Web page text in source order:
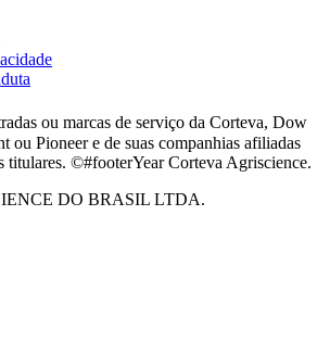
ou marcas de serviço da Corteva, Dow
ou Pioneer e de suas companhias afiliadas
titulares. ©#footerYear Corteva Agriscience.
DO BRASIL LTDA.